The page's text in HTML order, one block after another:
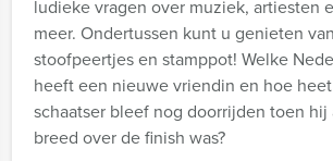
ludieke vragen over muziek, artiesten
meer. Ondertussen kunt u genieten
stoofpeertjes en stamppot! Welke
heeft een nieuwe vriendin en hoe
schaatser bleef nog doorrijden toen hij
breed over de finish was?